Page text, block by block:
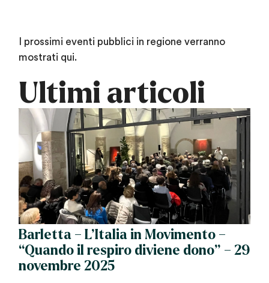
I prossimi eventi pubblici in regione verranno
mostrati qui.
Ultimi articoli
Barletta – L’Italia in Movimento –
“Quando il respiro diviene dono” – 29
novembre 2025